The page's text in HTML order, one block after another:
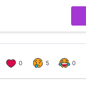
0 5 0